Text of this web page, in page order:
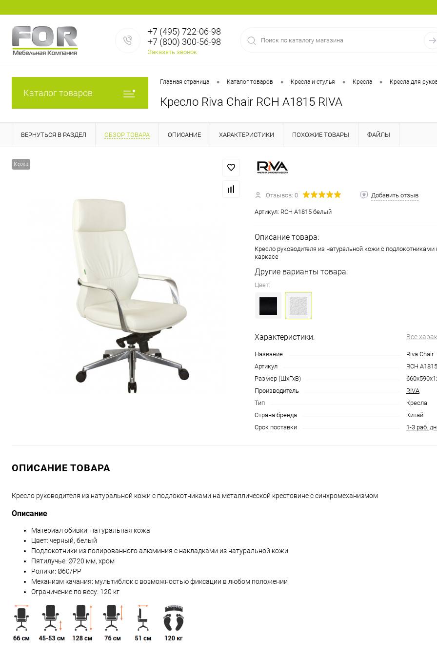
+7 (495) 722-06-98
+7 (800) 300-56-98
Заказать звонок
Каталог товаров
Главная страница • Каталог товаров • Кресла и стулья • Кресла • Кресла для
Кресло Riva Chair RCH A1815 RIVA
ВЕРНУТЬСЯ В РАЗДЕЛ ОБЗОР ТОВАРА ОПИСАНИЕ ХАРАКТЕРИСТИКИ ПОХОЖИЕ ТОВАРЫ ФАЙЛЫ
Кожа
Отзывов: 0 Добавить отзыв
Артикул: RCH A1815 белый
Описание товара:
Кресло руководителя из натуральной кожи с
каркасе
Другие варианты товара:
Цвет:
Характеристики: Все
Название
Riva Chair
Артикул
RCH
Размер (ШхГхВ)
Производитель
RIVA
Тип
Кресла
Страна бренда
Китай
Срок поставки
1-3 раб.
ОПИСАНИЕ ТОВАРА
Кресло руководителя из натуральной кожи с подлокотниками на металлической крестовине с синхромеханизмом
Описание
Материал обивки: натуральная кожа
Цвет: черный, белый
Подлокотники из полированного алюминия с накладками из натуральной кожи
Пятилучье: Ø720 мм, хром
Ролики: Ø60/РР
Механизм качания: мультиблок с возможностью фиксации в любом положении
Ограничение по весу: 120 кг